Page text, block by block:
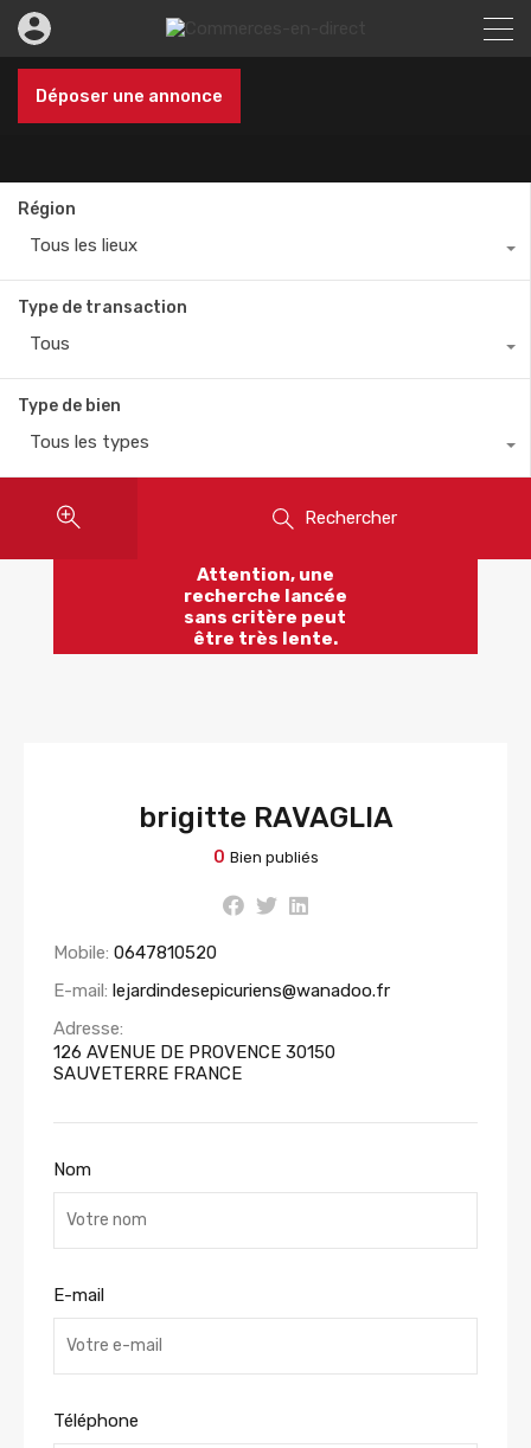
Déposer une annonce
Région
Tous les lieux
Type de transaction
Tous
Type de bien
Tous les types
Rechercher
Attention, une
recherche lancée
sans critère peut
être très lente.
brigitte RAVAGLIA
0 Bien publiés
Mobile: 0647810520
E-mail: lejardindesepicuriens@wanadoo.fr
Adresse:
126 AVENUE DE PROVENCE 30150
SAUVETERRE FRANCE
Nom
E-mail
Téléphone